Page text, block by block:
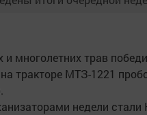
многолетних трав
тракторе МТЗ-1221
недели